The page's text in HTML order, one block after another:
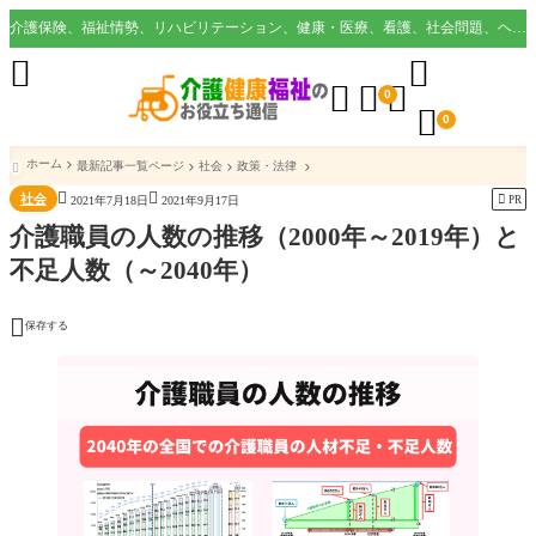
介護保険、福祉情勢、リハビリテーション、健康・医療、看護、社会問題、ヘルスケア業界など様々な切り口から役立つ情報を配信。
  0

 0

 ホーム 最新記事一覧ページ 社会 政策・法律
社会  2021年7月18日  2021年9月17日  PR
介護職員の人数の推移（2000年～2019年）と
不足人数（～2040年）
 保存する